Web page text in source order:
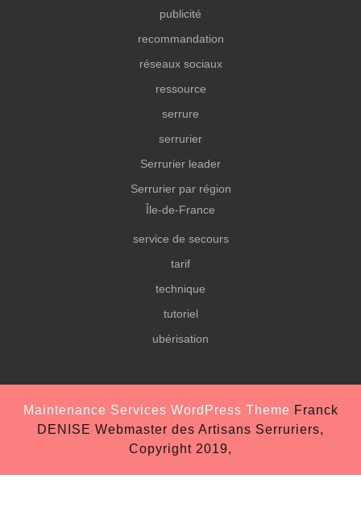
publicité
recommandation
réseaux sociaux
ressource
serrure
serrurier
Serrurier leader
Serrurier par région
Île-de-France
service de secours
tarif
technique
tutoriel
ubérisation
Maintenance Services WordPress Theme Franck
DENISE Webmaster des Artisans Serruriers,
Copyright 2019,